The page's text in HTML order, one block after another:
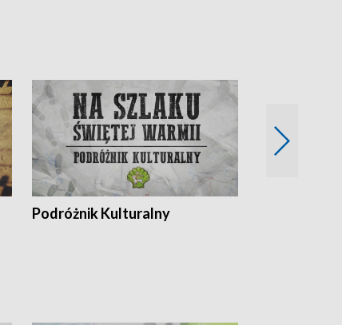
Podróżnik Kulturalny